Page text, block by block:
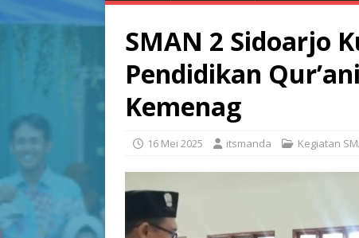
SMAN 2 Sidoarjo
Pendidikan
Kemenag
16 Mei 2025 itsmanda Kegiatan